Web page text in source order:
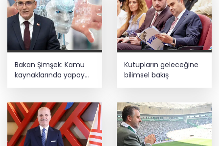
Bakan Şimşek: Kamu
kaynaklarında yapay
Kutupların geleceğine
bilimsel bakış